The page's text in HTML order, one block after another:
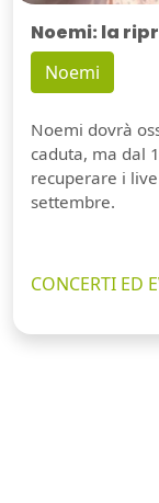
Noemi: la
Noemi
Noemi dovrà
caduta, ma dal
recuperare i
settembre.
CONCERTI ED